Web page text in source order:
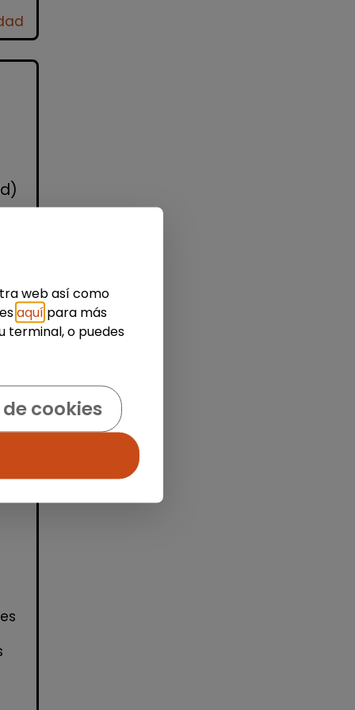
web así como
aquí para más
terminal, o puedes
cookies